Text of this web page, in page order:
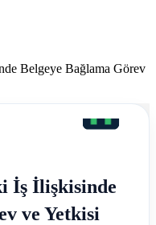
Belgeye Bağlama Görev
İş İlişkisinde
ve Yetkisi